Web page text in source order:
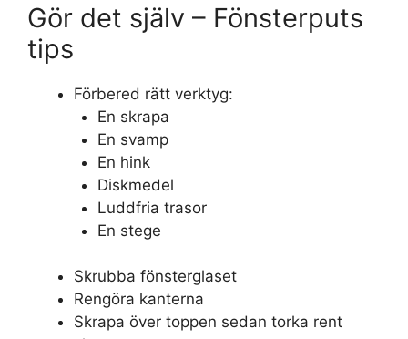
Gör det själv – Fönsterputs
tips
Förbered rätt verktyg:
En skrapa
En svamp
En hink
Diskmedel
Luddfria trasor
En stege
Skrubba fönsterglaset
Rengöra kanterna
Skrapa över toppen sedan torka rent